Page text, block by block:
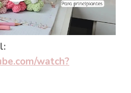
watch?